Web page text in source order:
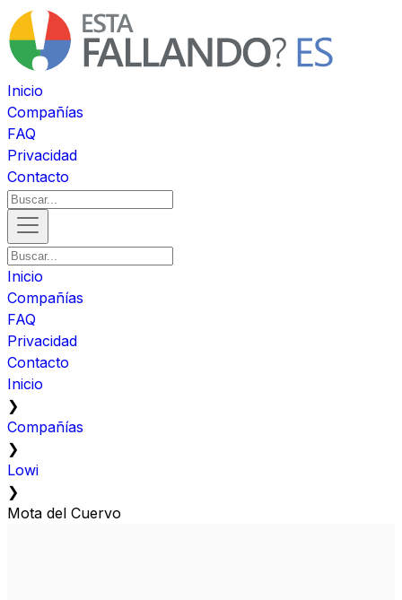
Inicio
Compañías
FAQ
Privacidad
Contacto
Inicio
Compañías
FAQ
Privacidad
Contacto
Inicio
❯
Compañías
❯
Lowi
❯
Mota del Cuervo